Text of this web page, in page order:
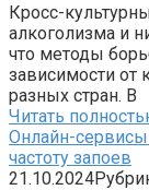
Кросс-
алкоголизма и
что методы
зависимости от
разных стран. В
Читать
Онлайн-сервисы
частоту запоев
21.10.2024